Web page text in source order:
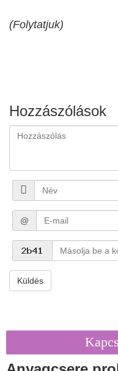
(Folytatjuk)
Hozzászólások
@
Küldés